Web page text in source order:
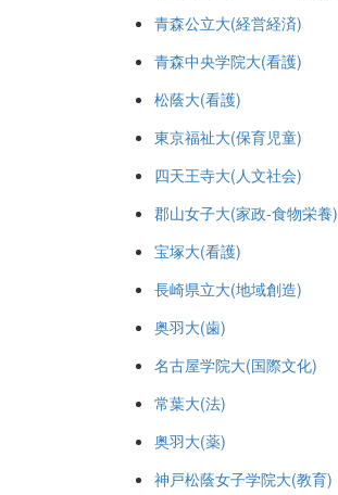
青森公立大(経営経済)
青森中央学院大(看護)
松蔭大(看護)
東京福祉大(保育児童)
四天王寺大(人文社会)
郡山女子大(家政-食物栄養)
宝塚大(看護)
長崎県立大(地域創造)
奥羽大(歯)
名古屋学院大(国際文化)
常葉大(法)
奥羽大(薬)
神戸松蔭女子学院大(教育)